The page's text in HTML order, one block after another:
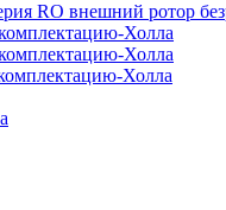
RO внешний ротор
Холла
Холла
Холла